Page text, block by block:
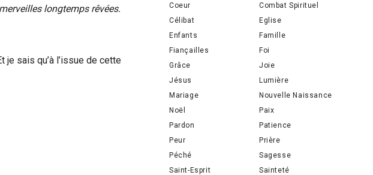
longtemps rêvées.
je sais qu’à l’issue de cette
Coeur
Combat Spirituel
Célibat
Eglise
Enfants
Famille
Fiançailles
Foi
Grâce
Joie
Jésus
Lumière
Mariage
Nouvelle Naissance
Noël
Paix
Pardon
Patience
Peur
Prière
Péché
Sagesse
Saint-Esprit
Sainteté